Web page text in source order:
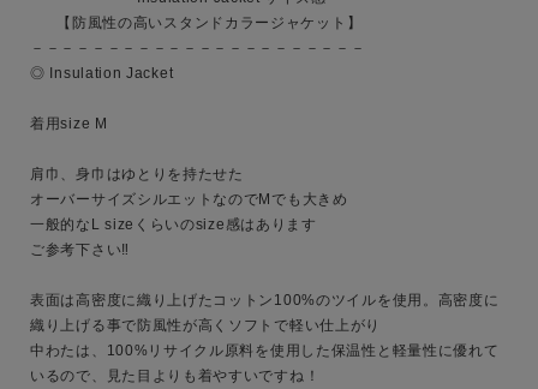
－－－－－－－－－－－－－－－－－－－－－－
◎ Insulation Jacket
着用size M
肩巾、身巾はゆとりを持たせた
オーバーサイズシルエットなのでMでも大きめ
一般的なL sizeくらいのsize感はあります
ご参考下さい‼︎
表面は高密度に織り上げたコットン100%のツイルを使用。高密度に
織り上げる事で防風性が高くソフトで軽い仕上がり
中わたは、100%リサイクル原料を使用した保温性と軽量性に優れて
いるので、見た目よりも着やすいですね！